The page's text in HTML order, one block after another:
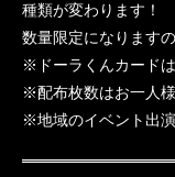
種類が変わります！
数量限定になります
※ドーラくんカード
※配布枚数はお一人
※地域のイベント出